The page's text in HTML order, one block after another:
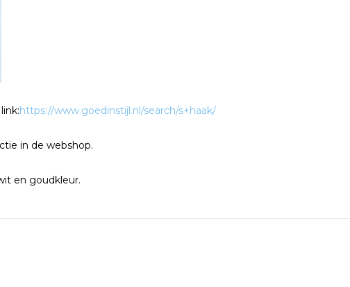
https://www.goedinstijl.nl/search/s+haak/
in de webshop.
en goudkleur.